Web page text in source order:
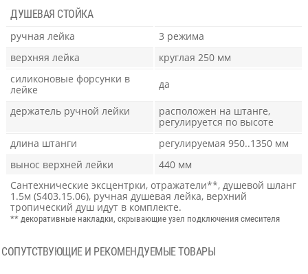
ДУШЕВАЯ СТОЙКА
ручная лейка
3 режима
верхняя лейка
круглая 250 мм
силиконовые форсунки в
лейке
да
держатель ручной лейки
расположен на штанге,
регулируется по высоте
длина штанги
регулируемая 950..1350 мм
вынос верхней лейки
440 мм
Сантехнические эксцентрки, отражатели**, душевой шланг
1.5м (S403.15.06), ручная душевая лейка, верхний
тропический душ идут в комплекте.
** декоративные накладки, скрывающие узел подключения смесителя
СОПУТСТВУЮЩИЕ И РЕКОМЕНДУЕМЫЕ ТОВАРЫ